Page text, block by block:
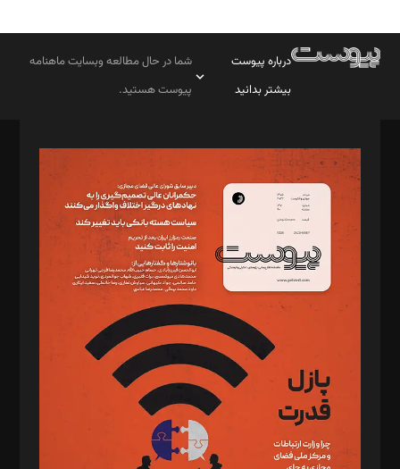
درباره پیوست
بیشتر بدانید
شما در حال مطالعه وبسایت ماهنامه
پیوست هستید.
مدیر مسئول: محمدباقر اثنی‌عشری
سردبیر: مهرک محمودی
دبیر تحریریه: میثم قاسمی
د‌بیر ناداستان: سمانه سمیع
د‌بیر خدمت و تجارت: ابوالفضل رجبی
د‌بیر حقوق فناوری: حسام‌الدین ایپکچی
د‌بیر پیوست جهان: مینا پاکدل
د‌بیر تحریریه آنلاین: بابک نقاش
تحریریه‌: مجتبی محمود‌ی، آرش برهمند، یسنا امان‌پور، سروش کرمیان،
مصطفی مسجدی آرانی، ابوالفضل رجبی، زهرا فکرانه، فائزه فتحی
رستمی،مصطفی باستان
ویرایش: نگار استاد‌‌آقا
طراح یونیفرم: مجید توکلی